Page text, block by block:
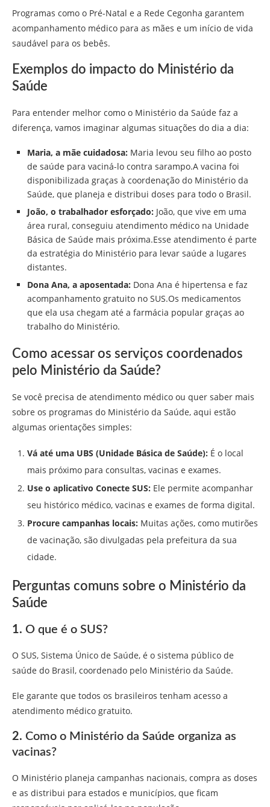
Programas como o Pré-Natal e a Rede Cegonha garantem
acompanhamento médico para as mães e um início de vida
saudável para os bebês.
Exemplos do impacto do Ministério da
Saúde
Para entender melhor como o Ministério da Saúde faz a
diferença, vamos imaginar algumas situações do dia a dia:
Maria, a mãe cuidadosa: Maria levou seu filho ao posto
de saúde para vaciná-lo contra sarampo.A vacina foi
disponibilizada graças à coordenação do Ministério da
Saúde, que planeja e distribui doses para todo o Brasil.
João, o trabalhador esforçado: João, que vive em uma
área rural, conseguiu atendimento médico na Unidade
Básica de Saúde mais próxima.Esse atendimento é parte
da estratégia do Ministério para levar saúde a lugares
distantes.
Dona Ana, a aposentada: Dona Ana é hipertensa e faz
acompanhamento gratuito no SUS.Os medicamentos
que ela usa chegam até a farmácia popular graças ao
trabalho do Ministério.
Como acessar os serviços coordenados
pelo Ministério da Saúde?
Se você precisa de atendimento médico ou quer saber mais
sobre os programas do Ministério da Saúde, aqui estão
algumas orientações simples:
Vá até uma UBS (Unidade Básica de Saúde): É o local
mais próximo para consultas, vacinas e exames.
Use o aplicativo Conecte SUS: Ele permite acompanhar
seu histórico médico, vacinas e exames de forma digital.
Procure campanhas locais: Muitas ações, como mutirões
de vacinação, são divulgadas pela prefeitura da sua
cidade.
Perguntas comuns sobre o Ministério da
Saúde
1. O que é o SUS?
O SUS, Sistema Único de Saúde, é o sistema público de
saúde do Brasil, coordenado pelo Ministério da Saúde.
Ele garante que todos os brasileiros tenham acesso a
atendimento médico gratuito.
2. Como o Ministério da Saúde organiza as
vacinas?
O Ministério planeja campanhas nacionais, compra as doses
e as distribui para estados e municípios, que ficam